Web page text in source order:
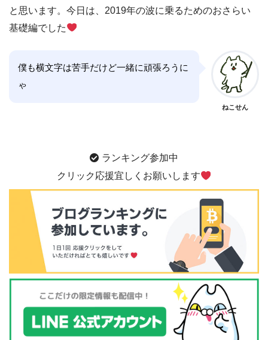
と思います。今日は、2019年の波に乗るためのおさらい
基礎編でした
僕も横文字は苦手だけど一緒に頑張ろうに
ゃ
ねこせん
ランキング参加中
クリック応援宜しくお願いします